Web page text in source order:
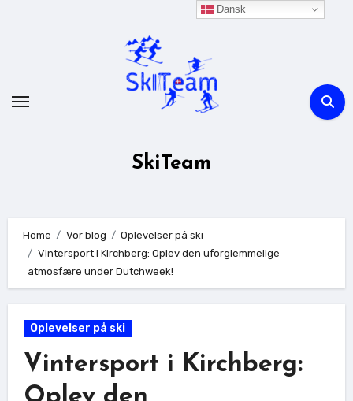
SkiTeam
Home Vor blog
Oplevelser på ski
Vintersport i Kirchberg: Oplev den uforglemmelige
atmosfære under Dutchweek!
Oplevelser på ski
Vintersport i Kirchberg:
Dansk